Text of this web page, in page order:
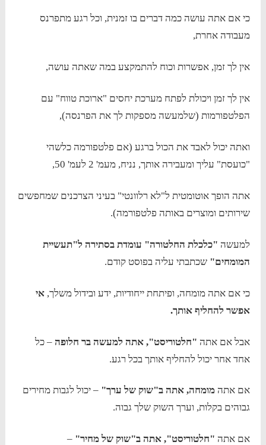
כי אם אתה עושה כמה דברים בו זמנית, וכל רגע מתפרנס
מעבודה אחרת,
אין לך זמן, אפשרות וכוח להתמקצע במה שאתה עושה,
אין לך זמן ויכולת לפתח מערכת יחסים "ארוכת טווח" עם
הפלטפורמות (שלמעשה מספקות לך את הפרנסה),
ואתה יכול לאבד את הכול ברגע (אם פלטפורמה כלשהי
"כועסת" עליך ומעבירה אותך, נניח, מעמ' 2 לעמ' 50,
אתה הופך אוטומטית ל"לא רלוונטי" בעיני הצרכנים שמחפשים
שירותים ומוצרים באותה פלטפורמה).
למעשה "כלכלת החלטורה" עומדת בסתירה ל"תעשיית
המומחים" שכתבתי עליה בפוסט קודם.
כי אם אתה מומחה, ופיתחת ייחודיות, ידע ובידול משלך,אי
אפשר להחליף אותך.
אבל אם אתה "חלטוריסט", אתה למעשה בר חלופה – כל
אחד אחר יכול להחליף אותך בכל רגע.
אם אתהמומחה, אתה ב"שוק של ערך" – יכול לגבות מחירים
גבוהים בקלות, וערך השוק שלך גבוה.
אם אתה "חלטוריסט", אתה ב"שוק של מחיר" –